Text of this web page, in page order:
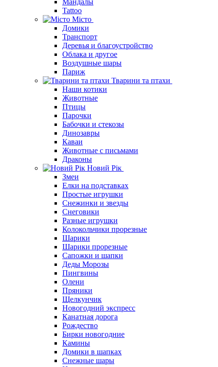
Мандалы
Tattoo
Місто
Домики
Транспорт
Деревья и благоустройство
Облака и другое
Воздушные шары
Париж
Тварини та птахи
Наши котики
Животные
Птицы
Парочки
Бабочки и стекозы
Динозавры
Каваи
Животные с письмами
Драконы
Новий Рік
Змеи
Елки на подставках
Простые игрушки
Снежинки и звезды
Снеговики
Разные игрушки
Колокольчики прорезные
Шарики
Шарики прорезные
Сапожки и шапки
Деды Морозы
Пингвины
Олени
Пряники
Щелкунчик
Новогодний экспресс
Канатная дорога
Рождество
Бирки новогодние
Камины
Домики в шапках
Снежные шары